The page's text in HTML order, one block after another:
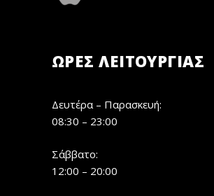
ΏΡΕΣ ΛΕΙΤΟΥΡΓΊΑΣ
Δευτέρα – Παρασκευή:
08:30 – 23:00
Σάββατο:
12:00 – 20:00